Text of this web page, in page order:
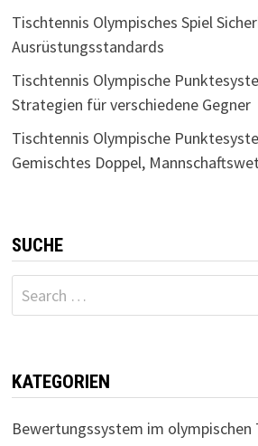
Tischtennis Olympisches Spiel
Ausrüstungsstandards
Tischtennis Olympische
Strategien für verschiedene Gegner
Tischtennis Olympische
Gemischtes Doppel,
SUCHE
Search
for:
KATEGORIEN
Bewertungssystem im olympischen